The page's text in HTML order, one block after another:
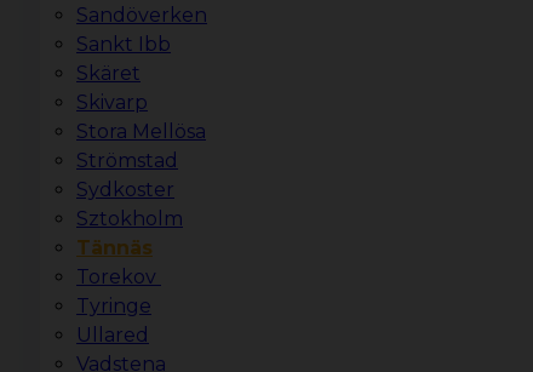
Sandöverken
Sankt Ibb
Skäret
Skivarp
Stora Mellösa
Strömstad
Sydkoster
Sztokholm
Tännäs
Torekov
Tyringe
Ullared
Vadstena